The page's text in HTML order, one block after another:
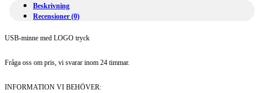
Beskrivning
Recensioner (0)
USB-minne med LOGO tryck
Fråga oss om pris, vi svarar inom 24 timmar.
INFORMATION VI BEHÖVER: